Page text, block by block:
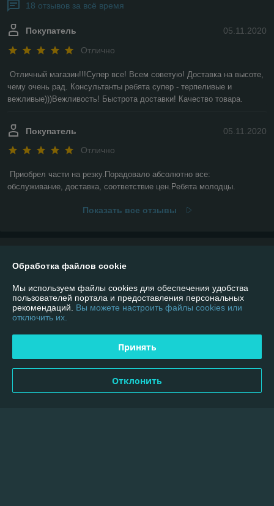
18 отзывов за всё время
05.11.2020
Покупатель
Отлично
Отличный магазин!!!Супер все! Всем советую! Доставка на высоте,
чему очень рад. Консультанты ребята супер - терпеливые и
вежливые)))Вежливость! Быстрота доставки! Качество товара.
05.11.2020
Покупатель
Отлично
Приобрел части на резку.Порадовало абсолютно все:
обслуживание, доставка, соответствие цен.Ребята молодцы.
Показать все отзывы
Доставка и оплата
График работы
Полная версия сайта
Политика обработки cookies
Обработка файлов cookie
Мы используем файлы cookies для обеспечения удобства
пользователей портала и предоставления персональных
рекомендаций. Вы можете настроить файлы cookies или
отключить их.
Принять
Отклонить